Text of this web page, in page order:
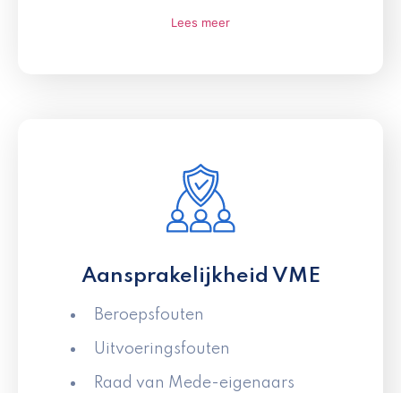
Lees meer
Aansprakelijkheid VME
Beroepsfouten
Uitvoeringsfouten
Raad van Mede-eigenaars